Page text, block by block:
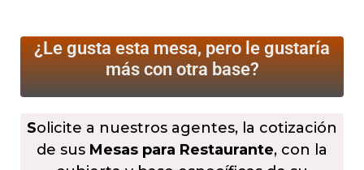
¿Le gusta esta mesa, pero le gustaría
más con otra base?
Solicite a nuestros agentes, la cotización
de sus Mesas para Restaurante, con la